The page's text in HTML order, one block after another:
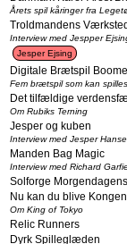
Årets spil kåringer fra
Troldmandens
Interview med Jespper
Jesper Ejsing
Digitale Brætspil
Fem brætspil som kan
Det tilfældige
Om Rubiks Terning
Jesper og kuben
Interview med Jesper
Manden Bag Magic
Interview med Richard
Solforge
Nu kan du blive
Om King of Tokyo
Relic Runners
Dyrk Spilleglæden